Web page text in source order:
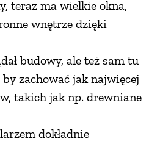
teraz ma wielkie okna,
wnętrze dzięki
budowy, ale też sam tu
by zachować jak najwięcej
takich jak np. drewniane
dokładnie